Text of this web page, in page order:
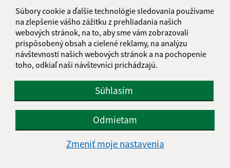
Súbory cookie a ďalšie technológie sledovania používame
na zlepšenie vášho zážitku z prehliadania našich
webových stránok, na to, aby sme vám zobrazovali
prispôsobený obsah a cielené reklamy, na analýzu
návštevnosti našich webových stránok a na pochopenie
toho, odkiaľ naši návštevníci prichádzajú.
Súhlasím
Odmietam
Zmeniť moje nastavenia
konania